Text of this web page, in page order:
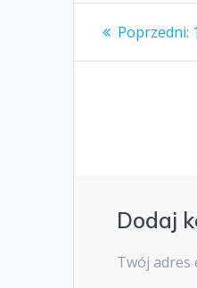
wpisu
Poprzedni:
Dodaj
Twój adres